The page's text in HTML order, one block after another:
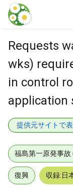
本文に飛ぶ
Requests
wks)
in control
application
提供元サイトで
福島第一原発事故
復興 収録:日